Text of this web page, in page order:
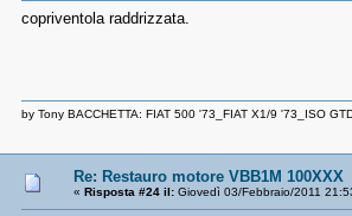
copriventola raddrizzata.
by Tony BACCHETTA: FIAT 500 '73_FIAT X1/9 '73_ISO
Re: Restauro motore VBB1M 100XXX
« Risposta #24 il: Giovedì 03/Febbraio/2011